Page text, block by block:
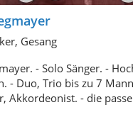
Gesang
- Solo Sänger. -
- Duo, Trio bis zu 7
Akkordeonist. - die